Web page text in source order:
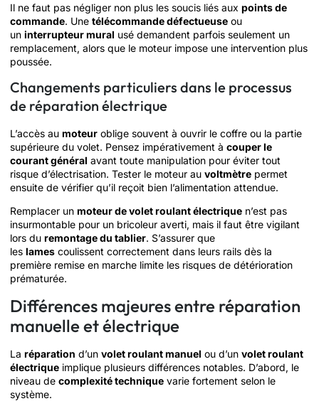
Il ne faut pas négliger non plus les soucis liés aux points de
commande. Une télécommande défectueuse ou
un interrupteur mural usé demandent parfois seulement un
remplacement, alors que le moteur impose une intervention plus
poussée.
Changements particuliers dans le processus
de réparation électrique
L’accès au moteur oblige souvent à ouvrir le coffre ou la partie
supérieure du volet. Pensez impérativement à couper le
courant général avant toute manipulation pour éviter tout
risque d’électrisation. Tester le moteur au voltmètre permet
ensuite de vérifier qu’il reçoit bien l’alimentation attendue.
Remplacer un moteur de volet roulant électrique n’est pas
insurmontable pour un bricoleur averti, mais il faut être vigilant
lors du remontage du tablier. S’assurer que
les lames coulissent correctement dans leurs rails dès la
première remise en marche limite les risques de détérioration
prématurée.
Différences majeures entre réparation
manuelle et électrique
La réparation d’un volet roulant manuel ou d’un volet roulant
électrique implique plusieurs différences notables. D’abord, le
niveau de complexité technique varie fortement selon le
système.